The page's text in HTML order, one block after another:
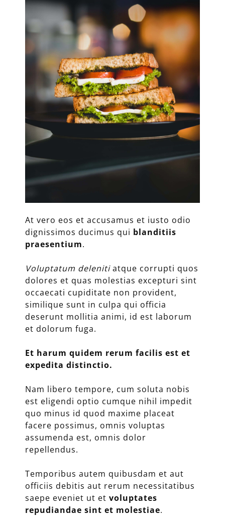
At vero eos et accusamus et iusto odio
dignissimos ducimus qui blanditiis
praesentium.
Voluptatum delenitiatque corrupti quos
dolores et quas molestias excepturi sint
occaecati cupiditate non provident,
similique sunt in culpa qui officia
deserunt mollitia animi, id est laborum
et dolorum fuga.
Et harum quidem rerum facilis est et
expedita distinctio.
Nam libero tempore, cum soluta nobis
est eligendi optio cumque nihil impedit
quo minus id quod maxime placeat
facere possimus, omnis voluptas
assumenda est, omnis dolor
repellendus.
Temporibus autem quibusdam et aut
officiis debitis aut rerum necessitatibus
saepe eveniet ut et voluptates
repudiandae sint et molestiae.